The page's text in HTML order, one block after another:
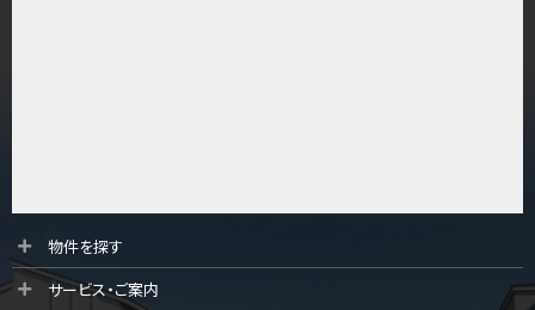
第10位
3,680万円
物件を探す
サービス・ご案内